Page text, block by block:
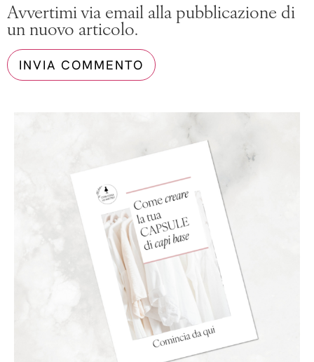
Avvertimi via email alla pubblicazione di
un nuovo articolo.